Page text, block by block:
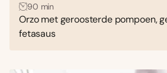
90 min
Orzo met geroosterde pompoen,
fetasaus